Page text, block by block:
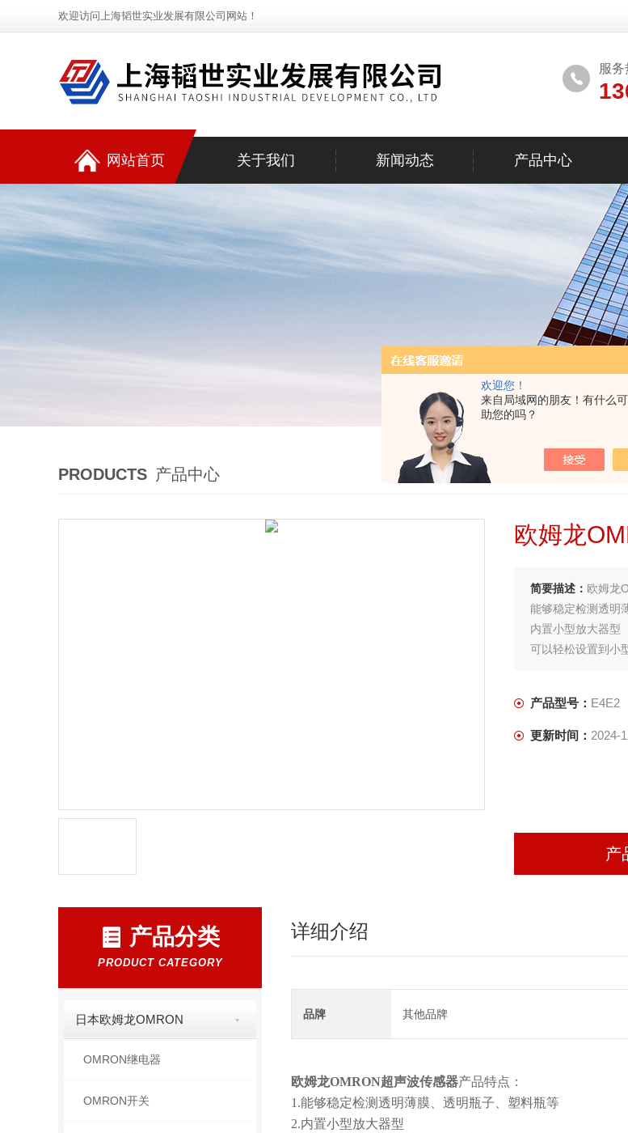
欢迎您！
来自局域网的朋友！有什么
助您的吗？
欢迎访问上海韬世实业发展有限公司网站！
服
网站首页 关于我们 新闻动态 产品中心
PRODUCTS 产品中心 首页>产品中心>
欧姆龙
简要描述： 欧姆龙
能够稳定检测透明
内置小型放大器型
可以轻松设置到小
产品型号： E4E2
更新时间： 2024-
产
产品分类
PRODUCT CATEGORY
日本欧姆龙OMRON
OMRON继电器
OMRON开关
详细介绍
品牌 其他品牌
欧姆龙OMRON超声波传感器产品特点：
1.能够稳定检测透明薄膜、透明瓶子、塑料瓶等
2.内置小型放大器型